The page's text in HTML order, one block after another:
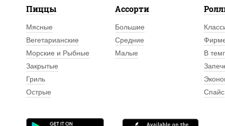
Пиццы
Мясные
Вегетарианские
Морские и Рыбные
Закрытые
Гриль
Острые
Ассорти
Большие
Средние
Малые
В
Спайс